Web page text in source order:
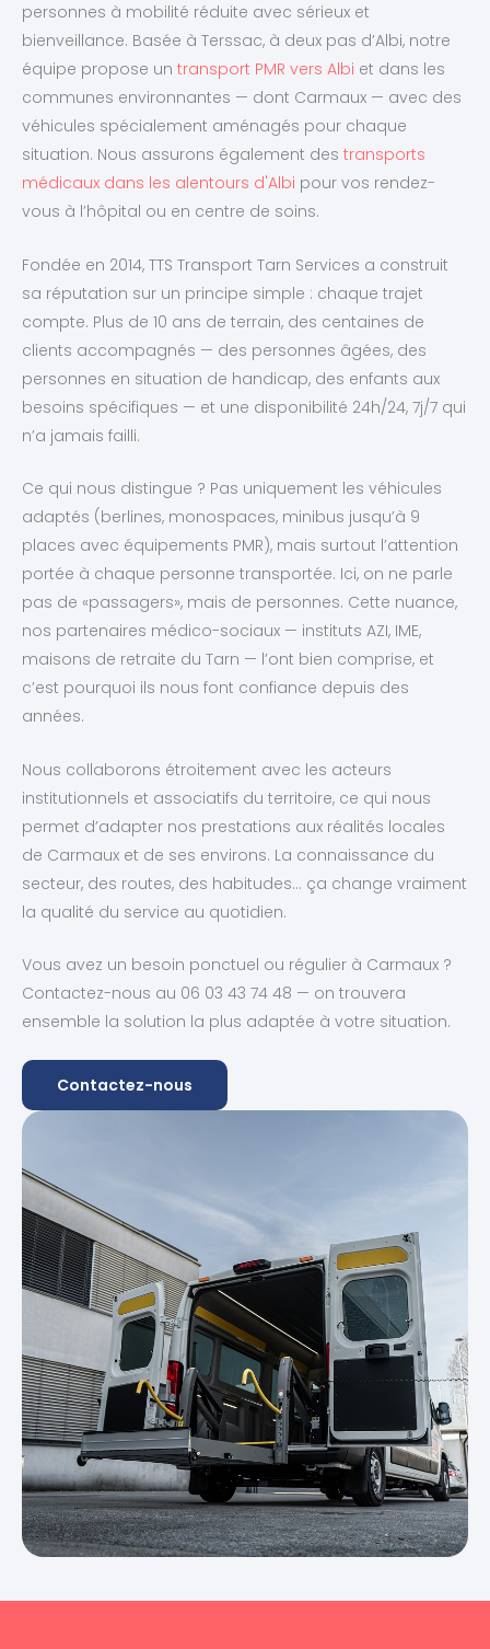
personnes à mobilité réduite avec sérieux et
bienveillance. Basée à Terssac, à deux pas d’Albi, notre
équipe propose un transport PMR vers Albi et dans les
communes environnantes — dont Carmaux — avec des
véhicules spécialement aménagés pour chaque
situation. Nous assurons également des transports
médicaux dans les alentours d'Albi pour vos rendez-
vous à l’hôpital ou en centre de soins.
Fondée en 2014, TTS Transport Tarn Services a construit
sa réputation sur un principe simple : chaque trajet
compte. Plus de 10 ans de terrain, des centaines de
clients accompagnés — des personnes âgées, des
personnes en situation de handicap, des enfants aux
besoins spécifiques — et une disponibilité 24h/24, 7j/7 qui
n’a jamais failli.
Ce qui nous distingue ? Pas uniquement les véhicules
adaptés (berlines, monospaces, minibus jusqu’à 9
places avec équipements PMR), mais surtout l’attention
portée à chaque personne transportée. Ici, on ne parle
pas de «passagers», mais de personnes. Cette nuance,
nos partenaires médico-sociaux — instituts AZI, IME,
maisons de retraite du Tarn — l’ont bien comprise, et
c’est pourquoi ils nous font confiance depuis des
années.
Nous collaborons étroitement avec les acteurs
institutionnels et associatifs du territoire, ce qui nous
permet d’adapter nos prestations aux réalités locales
de Carmaux et de ses environs. La connaissance du
secteur, des routes, des habitudes… ça change vraiment
la qualité du service au quotidien.
Vous avez un besoin ponctuel ou régulier à Carmaux ?
Contactez-nous au 06 03 43 74 48 — on trouvera
ensemble la solution la plus adaptée à votre situation.
Contactez-nous